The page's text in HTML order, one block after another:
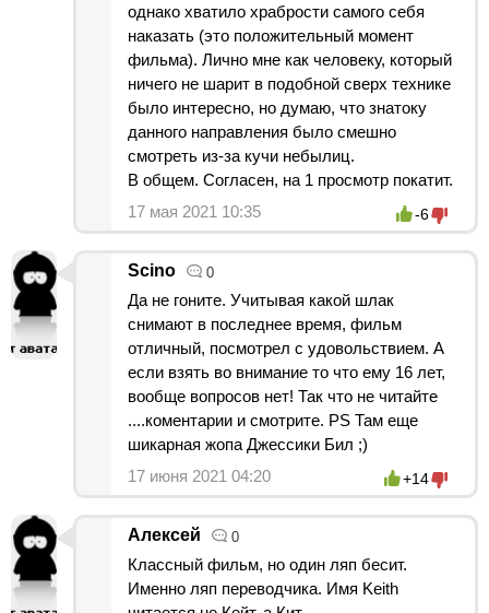
однако хватило храбрости самого себя
наказать (это положительный момент
фильма). Лично мне как человеку, который
ничего не шарит в подобной сверх технике
было интересно, но думаю, что знатоку
данного направления было смешно
смотреть из-за кучи небылиц.
В общем. Согласен, на 1 просмотр покатит.
17 мая 2021 10:35
-6
Scino 0
Да не гоните. Учитывая какой шлак
снимают в последнее время, фильм
отличный, посмотрел с удовольствием. А
если взять во внимание то что ему 16 лет,
вообще вопросов нет! Так что не читайте
....коментарии и смотрите. PS Там еще
шикарная жопа Джессики Бил ;)
17 июня 2021 04:20
+14
Алексей 0
Классный фильм, но один ляп бесит.
Именно ляп переводчика. Имя Keith